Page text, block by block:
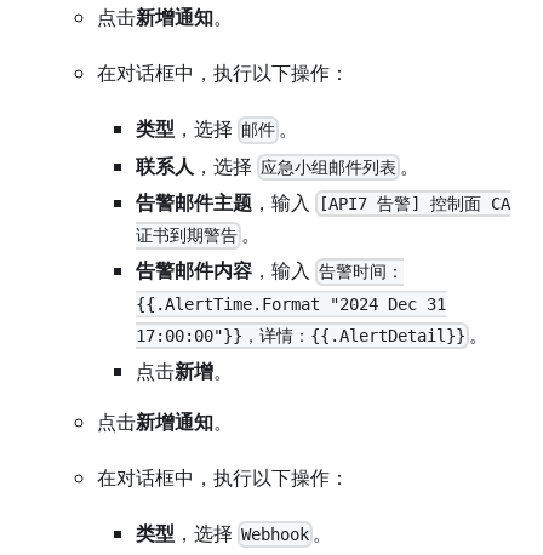
点击新增通知。
在对话框中，执行以下操作：
类型 ，选择 邮件 。
联系人 ，选择 应急小组邮件列表 。
告警邮件主题 ，输入
[API7 告警] 控制面 CA
证书到期警告 。
告警邮件内容 ，输入 告警时间：
{{.AlertTime.Format "2024 Dec 31
17:00:00"}}，详情：{{.AlertDetail}} 。
点击新增。
点击新增通知。
在对话框中，执行以下操作：
类型 ，选择 Webhook 。